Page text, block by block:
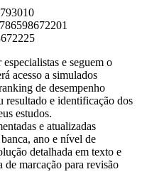
e seguem o
acesso a simulados
de desempenho
resultado e identificação dos
estudos.
e atualizadas
ano e nível de
detalhada em texto e
de marcação para revisão